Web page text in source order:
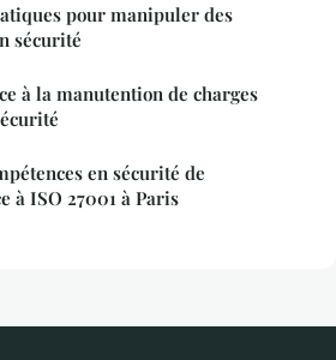
pour manipuler des
sécurité
à la manutention de charges
en sécurité de
à ISO 27001 à Paris